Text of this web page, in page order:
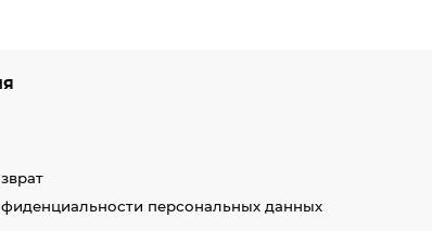
персональных данных